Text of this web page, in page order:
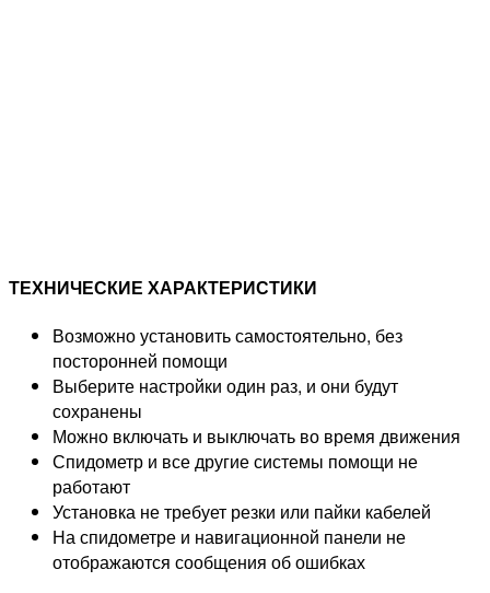
ТЕХНИЧЕСКИЕ ХАРАКТЕРИСТИКИ
Возможно установить самостоятельно, без
посторонней помощи
Выберите настройки один раз, и они будут
сохранены
Можно включать и выключать во время движения
Спидометр и все другие системы помощи не
работают
Установка не требует резки или пайки кабелей
На спидометре и навигационной панели не
отображаются сообщения об ошибках